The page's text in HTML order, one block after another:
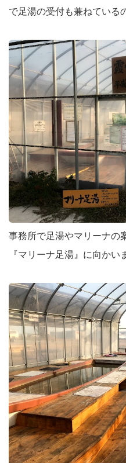
で足湯の受付も兼ねている
事務所で足湯やマリーナの
『マリーナ足湯』に向かい